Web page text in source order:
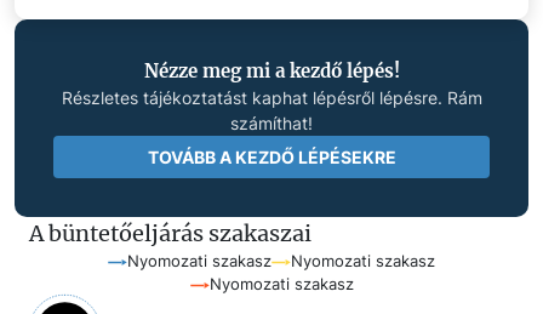
Nézze meg mi a kezdő lépés!
Részletes tájékoztatást kaphat lépésről lépésre. Rám
számíthat!
TOVÁBB A KEZDŐ LÉPÉSEKRE
A büntetőeljárás szakaszai
Nyomozati szakasz
Nyomozati szakasz
Nyomozati szakasz